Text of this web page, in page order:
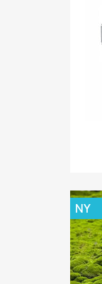
NY